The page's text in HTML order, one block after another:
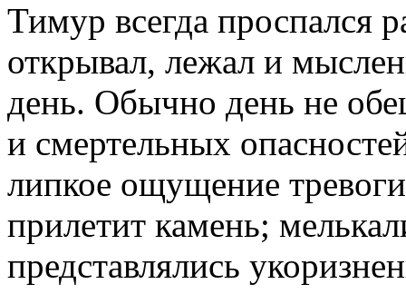
Тимур всегда проспался
открывал, лежал и
день. Обычно день не
и смертельных
липкое ощущение
прилетит камень;
представлялись